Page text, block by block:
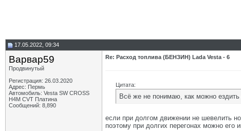
17.05.2022, 09:34
Варвар59
Продвинутый
Регистрация: 26.03.2020
Адрес: Пермь
Автомобиль: Vesta SW CROSS
H4M CVT Платина
Сообщений: 8,890
Re: Расход топлива (БЕНЗИН) Lada Vesta - 6
Цитата:
Всё же не понимаю, как можно
если при долгом движении не шевелить
поэтому при долгих перегонах можно его